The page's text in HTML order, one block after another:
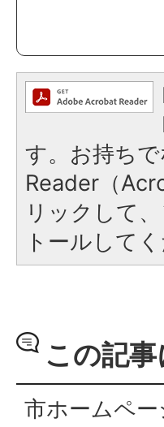
す。お持ち
Reader（
リックして
トールしてく
この記
市ホームペ